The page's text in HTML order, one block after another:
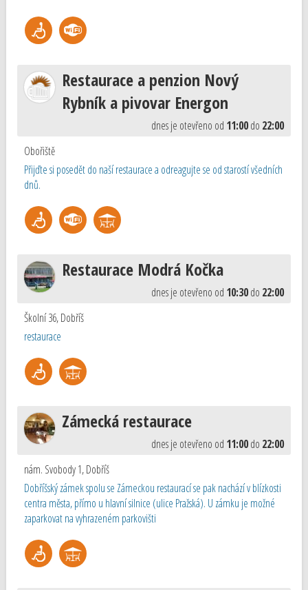
Restaurace a penzion Nový
Rybník a pivovar Energon
dnes je otevřeno od 11:00do 22:00
Obořiště
Přijďte si posedět do naší restaurace a odreagujte se od starostí všedních
dnů.
Restaurace Modrá Kočka
dnes je otevřeno od 10:30do 22:00
Školní 36,Dobříš
restaurace
Zámecká restaurace
dnes je otevřeno od 11:00do 22:00
nám. Svobody 1,Dobříš
Dobříšský zámek spolu se Zámeckou restaurací se pak nachází v blízkosti
centra města, přímo u hlavní silnice (ulice Pražská). U zámku je možné
zaparkovat na vyhrazeném parkovišti